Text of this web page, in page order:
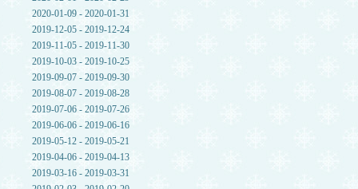
2020-01-09 - 2020-01-31
2019-12-05 - 2019-12-24
2019-11-05 - 2019-11-30
2019-10-03 - 2019-10-25
2019-09-07 - 2019-09-30
2019-08-07 - 2019-08-28
2019-07-06 - 2019-07-26
2019-06-06 - 2019-06-16
2019-05-12 - 2019-05-21
2019-04-06 - 2019-04-13
2019-03-16 - 2019-03-31